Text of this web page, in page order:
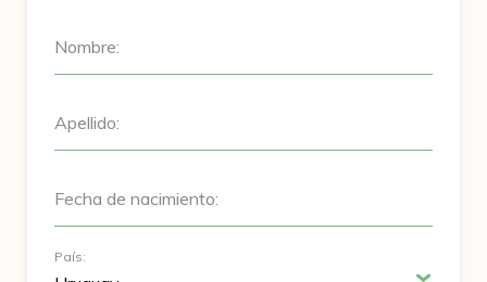
Nombre:
Apellido:
Fecha de nacimiento:
País: